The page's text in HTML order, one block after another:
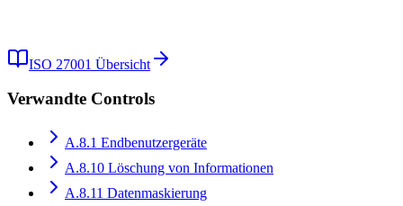
Kostenlose Demo Kostenlos testen
ISO 27001 Übersicht
Verwandte Controls
A.8.1 Endbenutzergeräte
A.8.10 Löschung von Informationen
A.8.11 Datenmaskierung